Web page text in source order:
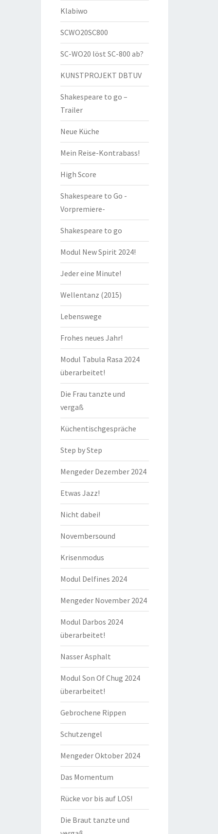
Klabiwo
SCWO20SC800
SC-WO20 löst SC-800 ab?
KUNSTPROJEKT DBTUV
Shakespeare to go –
Trailer
Neue Küche
Mein Reise-Kontrabass!
High Score
Shakespeare to Go -
Vorpremiere-
Shakespeare to go
Modul New Spirit 2024!
Jeder eine Minute!
Wellentanz (2015)
Lebenswege
Frohes neues Jahr!
Modul Tabula Rasa 2024
überarbeitet!
Die Frau tanzte und
vergaß
Küchentischgespräche
Step by Step
Mengeder Dezember 2024
Etwas Jazz!
Nicht dabei!
Novembersound
Krisenmodus
Modul Delfines 2024
Mengeder November 2024
Modul Darbos 2024
überarbeitet!
Nasser Asphalt
Modul Son Of Chug 2024
überarbeitet!
Gebrochene Rippen
Schutzengel
Mengeder Oktober 2024
Das Momentum
Rücke vor bis auf LOS!
Die Braut tanzte und